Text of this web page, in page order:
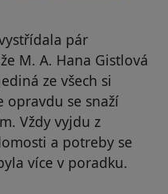
pár
M. A. Hana Gistlová
ze všech si
opravdu se snaží
Vždy vyjdu z
a potreby se
více v poradku.